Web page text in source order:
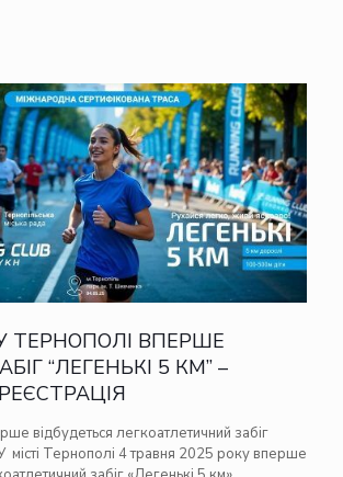
ТЕРНОПОЛІ ВПЕРШЕ
“ЛЕГЕНЬКІ 5 КМ” –
відбудеться легкоатлетичний забіг
місті Тернополі 4 травня 2025 року вперше